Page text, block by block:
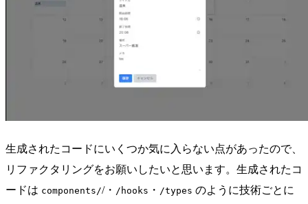
生成されたコードにいくつか気に入らない点があったので、
リファクタリングをお願いしたいと思います。生成されたコ
ードは components//・ /hooks ・ /types のように技術ごとに